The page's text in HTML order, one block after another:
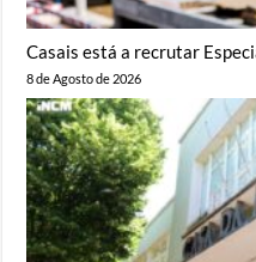
Casais está a recrutar
8 de Agosto de 2026